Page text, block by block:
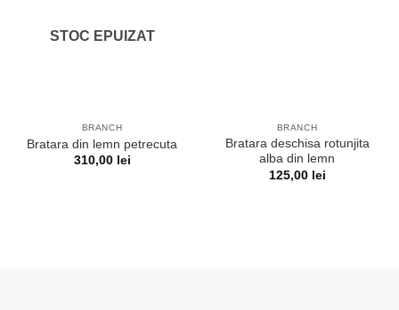
STOC EPUIZAT
BRANCH
Bratara din lemn petrecuta
310,00 lei
BRANCH
Bratara deschisa rotunjita
alba din lemn
125,00 lei